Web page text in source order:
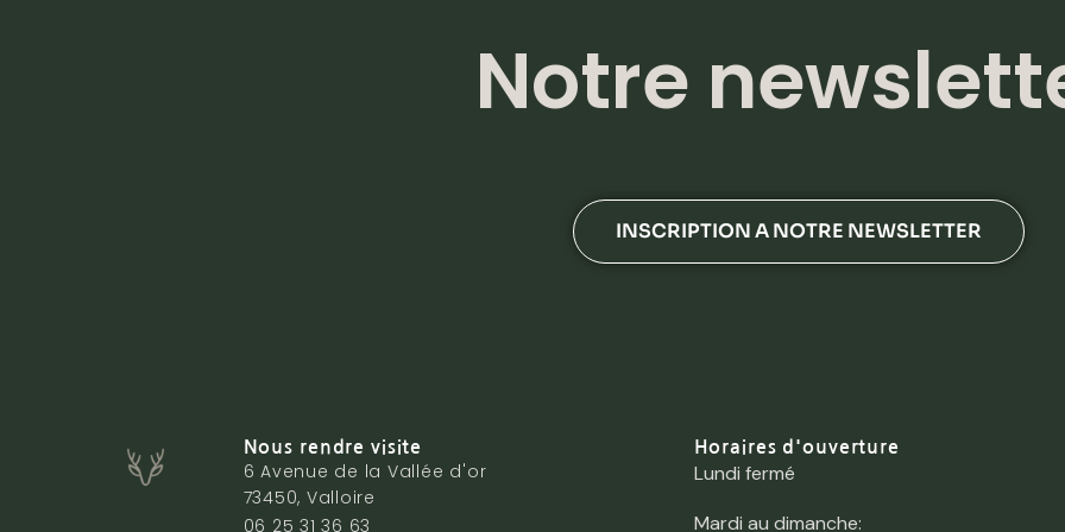
Notre
INSCRIPTION A NOTRE NEWSLETTER
Nous rendre visite
6 Avenue de la Vallée d'or
73450, Valloire
06 25 31 36 63
Horaires d'ouverture
Lundi fermé
Mardi au dimanche: